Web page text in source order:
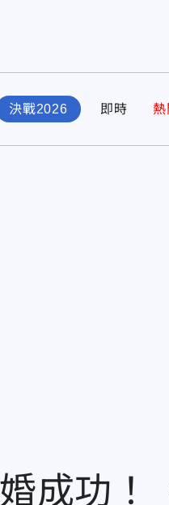
決戰2026 即時 熱
成功！